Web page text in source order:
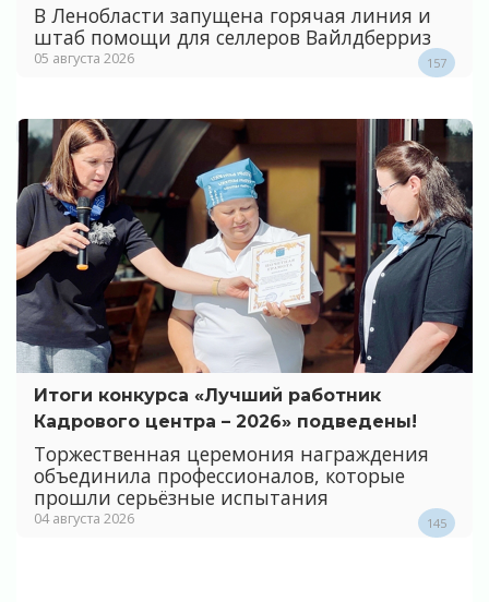
В Ленобласти запущена горячая линия и
штаб помощи для селлеров Вайлдберриз
05 августа 2026 157
Итоги конкурса «Лучший работник
Кадрового центра – 2026» подведены!
Торжественная церемония награждения
объединила профессионалов, которые
прошли серьёзные испытания
04 августа 2026 145